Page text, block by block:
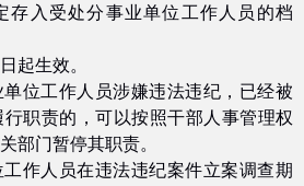
存入受处分事业单位工作人员的档
起生效。
位工作人员涉嫌违法违纪，已经被
职责的，可以按照干部人事管理权
部门暂停其职责。
作人员在违法违纪案件立案调查期